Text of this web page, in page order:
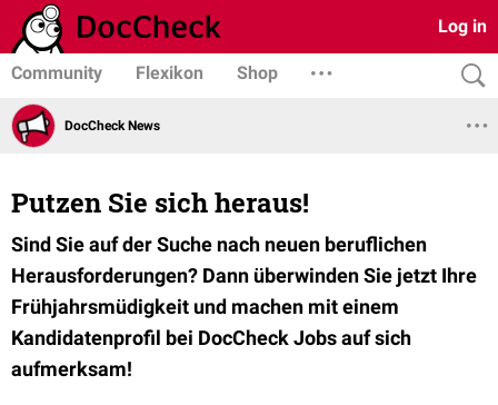
Log in
Community Flexikon Shop
DocCheck News
Putzen Sie sich heraus!
Sind Sie auf der Suche nach neuen beruflichen
Herausforderungen? Dann überwinden Sie jetzt Ihre
Frühjahrsmüdigkeit und machen mit einem
Kandidatenprofil bei DocCheck Jobs auf sich
aufmerksam!